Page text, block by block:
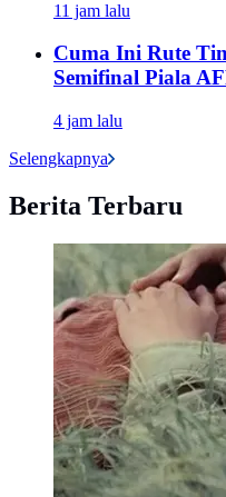
11 jam lalu
Cuma Ini Rute
Semifinal Piala
4 jam lalu
Selengkapnya
Berita Terbaru